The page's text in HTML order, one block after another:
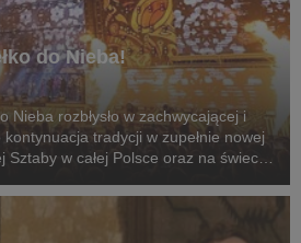
do Nieba!
Nieba rozbłysło w zachwycającej i
tradycji w zupełnie nowej
w całej Polsce oraz na świecie